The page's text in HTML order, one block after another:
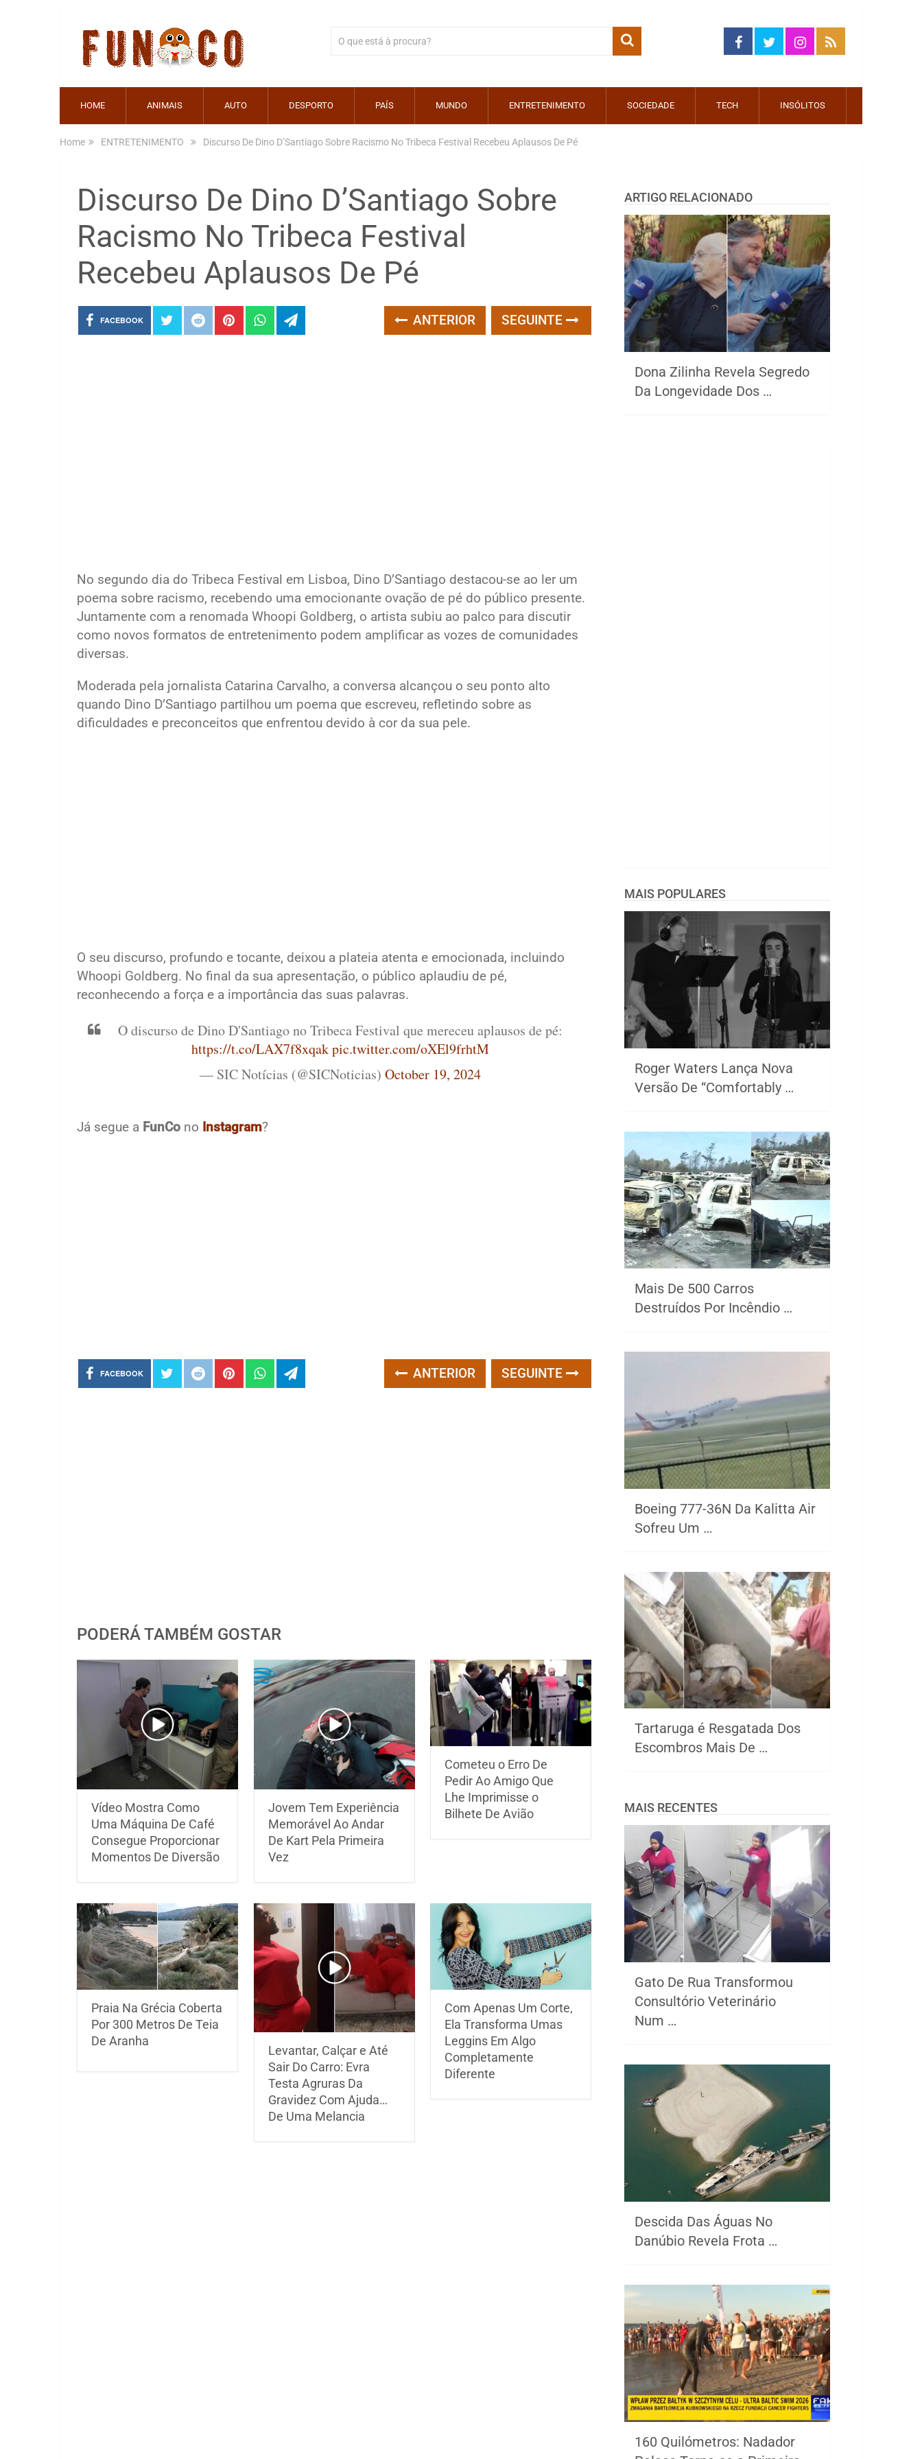
HOME ANIMAIS AUTO DESPORTO PAÍS MUNDO ENTRETENIMENTO SOCIEDADE TECH INSÓLITOS
Home ENTRETENIMENTO Discurso De Dino D’Santiago Sobre Racismo No Tribeca Festival Recebeu Aplausos De Pé
Discurso De Dino D’Santiago Sobre
Racismo No Tribeca Festival
Recebeu Aplausos De Pé
FACEBOOK ANTERIOR SEGUINTE
No segundo dia do Tribeca Festival em Lisboa, Dino D’Santiago destacou-se ao ler um
poema sobre racismo, recebendo uma emocionante ovação de pé do público presente.
Juntamente com a renomada Whoopi Goldberg, o artista subiu ao palco para discutir
como novos formatos de entretenimento podem amplificar as vozes de comunidades
diversas.
Moderada pela jornalista Catarina Carvalho, a conversa alcançou o seu ponto alto
quando Dino D’Santiago partilhou um poema que escreveu, refletindo sobre as
dificuldades e preconceitos que enfrentou devido à cor da sua pele.
O seu discurso, profundo e tocante, deixou a plateia atenta e emocionada, incluindo
Whoopi Goldberg. No final da sua apresentação, o público aplaudiu de pé,
reconhecendo a força e a importância das suas palavras.
O discurso de Dino D'Santiago no Tribeca Festival que mereceu aplausos de pé:
https://t.co/LAX7f8xqakpic.twitter.com/oXEl9frhtM
— SIC Notícias (@SICNoticias) October 19, 2024
Já segue a FunCo no Instagram?
FACEBOOK ANTERIOR SEGUINTE
PODERÁ TAMBÉM GOSTAR
Vídeo Mostra Como
Uma Máquina De Café
Consegue Proporcionar
Momentos De Diversão
Jovem Tem Experiência
Memorável Ao Andar
De Kart Pela Primeira
Vez
Cometeu o Erro De
Pedir Ao Amigo Que
Lhe Imprimisse o
Bilhete De Avião
Praia Na Grécia Coberta
Por 300 Metros De Teia
De Aranha
Levantar, Calçar e Até
Sair Do Carro: Evra
Testa Agruras Da
Gravidez Com Ajuda…
De Uma Melancia
Com Apenas Um Corte,
Ela Transforma Umas
Leggins Em Algo
Completamente
Diferente
ARTIGO RELACIONADO
Dona Zilinha Revela Segredo
Da Longevidade Dos …
MAIS POPULARES
Roger Waters Lança Nova
Versão De “Comfortably …
Mais De 500 Carros
Destruídos Por Incêndio …
Boeing 777-36N Da Kalitta Air
Sofreu Um …
Tartaruga é Resgatada Dos
Escombros Mais De …
MAIS RECENTES
Gato De Rua Transformou
Consultório Veterinário
Num …
Descida Das Águas No
Danúbio Revela Frota …
160 Quilómetros: Nadador